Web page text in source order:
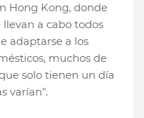
Hong Kong, donde
llevan a cabo todos
adaptarse a los
muchos de
solo tienen un día
varían".